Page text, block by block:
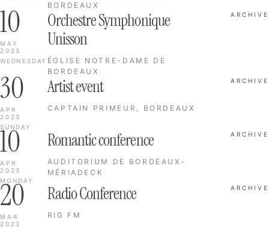
BORDEAUX
10
MAY
2023
WEDNESDAY
Orchestre Symphonique
Unisson
ÉGLISE NOTRE-DAME DE
BORDEAUX
ARCHIVE
30
APR
2023
SUNDAY
Artist event
CAPTAIN PRIMEUR, BORDEAUX
ARCHIVE
10
APR
2023
MONDAY
Romantic conference
AUDITORIUM DE BORDEAUX-
MÉRIADECK
ARCHIVE
20
MAR
2023
Radio Conference
RIG FM
ARCHIVE